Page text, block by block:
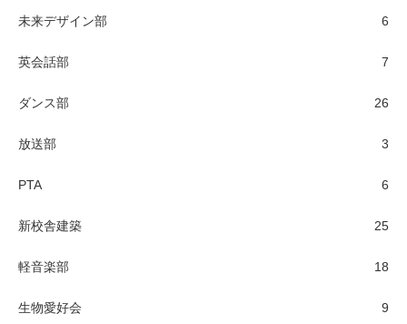
未来デザイン部 6
英会話部 7
ダンス部 26
放送部 3
PTA 6
新校舎建築 25
軽音楽部 18
生物愛好会 9